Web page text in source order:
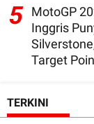
5 MotoGP
Inggris
Target Poin
TERKINI